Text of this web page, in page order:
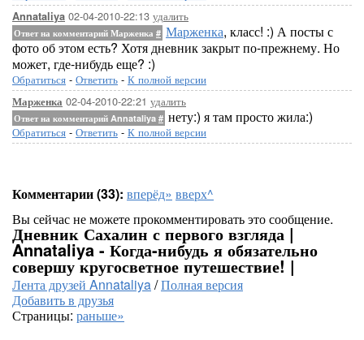
Annataliya 02-04-2010-22:13 удалить
Ответ на комментарий Марженка # Марженка, класс! :) А посты с
фото об этом есть? Хотя дневник закрыт по-прежнему. Но
может, где-нибудь еще? :)
Обратиться - Ответить - К полной версии
Марженка 02-04-2010-22:21 удалить
Ответ на комментарий Annataliya # нету:) я там просто жила:)
Обратиться - Ответить - К полной версии
Комментарии (33): вперёд» вверх^
Вы сейчас не можете прокомментировать это сообщение.
Дневник Сахалин с первого взгляда |
Annataliya - Когда-нибудь я обязательно
совершу кругосветное путешествие! |
Лента друзей Annataliya/Полная версия
Добавить в друзья
Страницы: раньше»